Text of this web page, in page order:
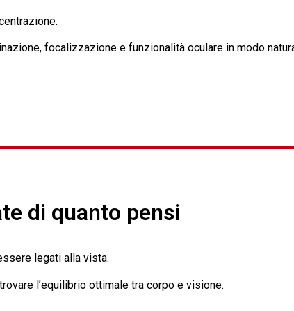
focalizzazione e funzionalità oculare in modo
di quanto pensi
legati alla vista.
l’equilibrio ottimale tra corpo e visione.